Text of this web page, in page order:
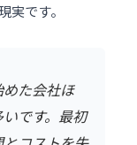
実です。
めた会社ほ
です。最初